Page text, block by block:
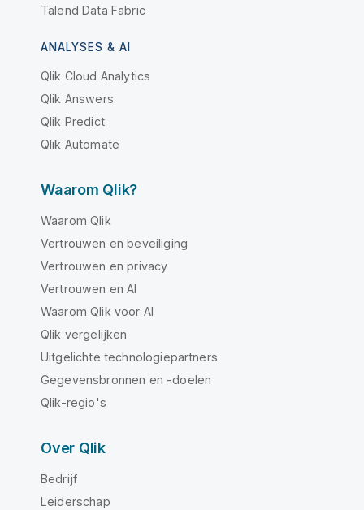
Talend Data Fabric
ANALYSES & AI
Qlik Cloud Analytics
Qlik Answers
Qlik Predict
Qlik Automate
Waarom Qlik?
Waarom Qlik
Vertrouwen en beveiliging
Vertrouwen en privacy
Vertrouwen en AI
Waarom Qlik voor AI
Qlik vergelijken
Uitgelichte technologiepartners
Gegevensbronnen en -doelen
Qlik-regio's
Over Qlik
Bedrijf
Leiderschap